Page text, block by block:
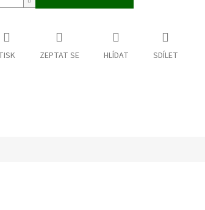
ZEPTAT SE HLÍDAT SDÍLET